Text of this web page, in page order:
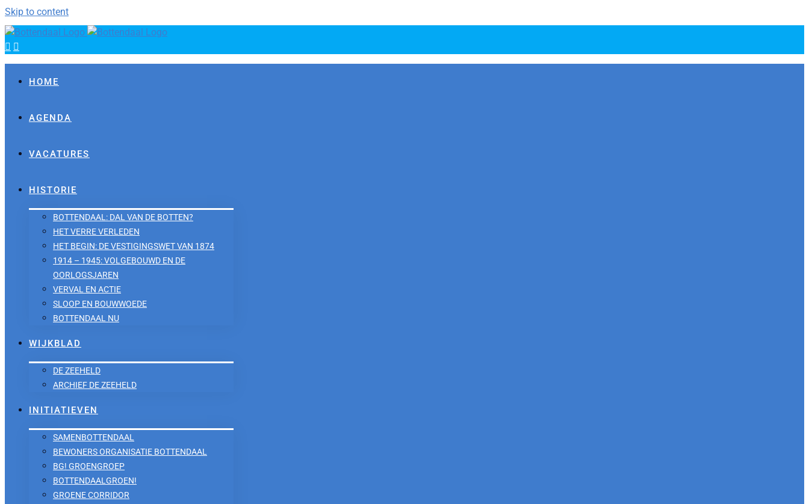
Skip to content
HOME
AGENDA
VACATURES
HISTORIE
BOTTENDAAL: DAL VAN DE BOTTEN?
HET VERRE VERLEDEN
HET BEGIN: DE VESTIGINGSWET VAN 1874
1914 – 1945: VOLGEBOUWD EN DE
OORLOGSJAREN
VERVAL EN ACTIE
SLOOP EN BOUWWOEDE
BOTTENDAAL NU
WIJKBLAD
DE ZEEHELD
ARCHIEF DE ZEEHELD
INITIATIEVEN
SAMENBOTTENDAAL
BEWONERS ORGANISATIE BOTTENDAAL
BG! GROENGROEP
BOTTENDAALGROEN!
GROENE CORRIDOR